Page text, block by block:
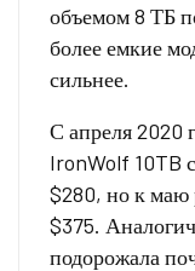
объемом 8 ТБ
более емкие
сильнее.
С апреля 2020
IronWolf 10TB
$280, но к маю
$375.
подорожала